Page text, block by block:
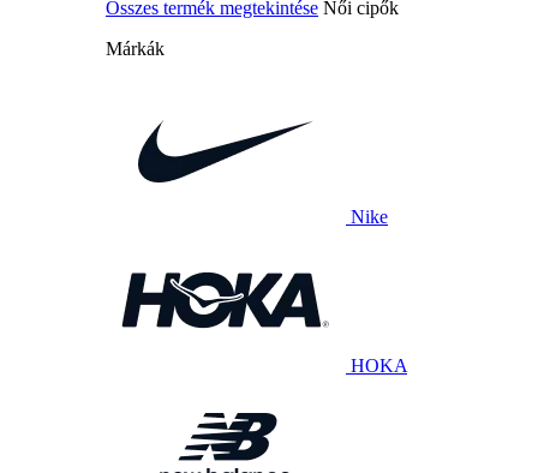
Összes termék megtekintése Női cipők
Márkák
Nike
HOKA